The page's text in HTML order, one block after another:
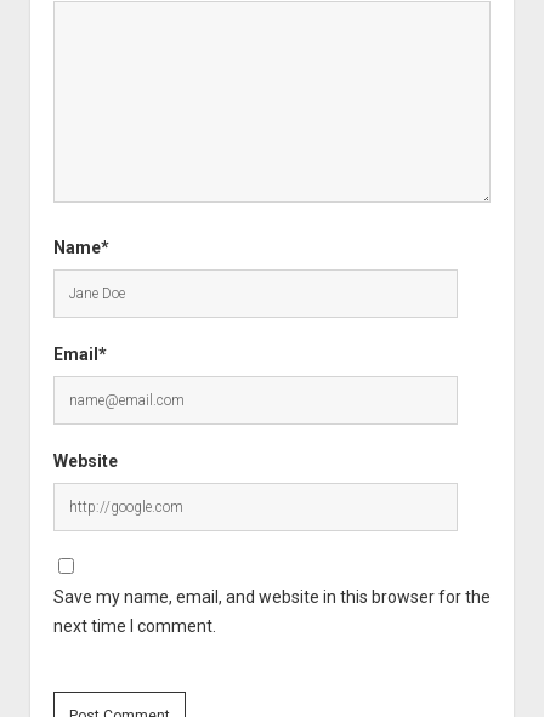
Name*
Email*
Website
Save my name, email, and website in this browser for the
next time I comment.